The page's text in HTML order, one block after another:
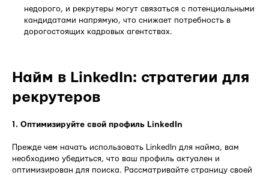
недорого, и рекрутеры могут связаться с потенциальными
кандидатами напрямую, что снижает потребность в
дорогостоящих кадровых агентствах.
Найм в LinkedIn: стратегии для
рекрутеров
1. Оптимизируйте свой профиль LinkedIn
Прежде чем начать использовать LinkedIn для найма, вам
необходимо убедиться, что ваш профиль актуален и
оптимизирован для поиска. Рассматривайте страницу своей